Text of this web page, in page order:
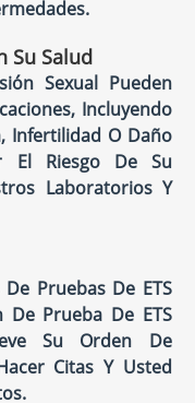
Su Salud
Sexual Pueden
Incluyendo
Infertilidad O Daño
El Riesgo De Su
Laboratorios Y
Pruebas De ETS
De Prueba De ETS
Su Orden De
Citas Y Usted